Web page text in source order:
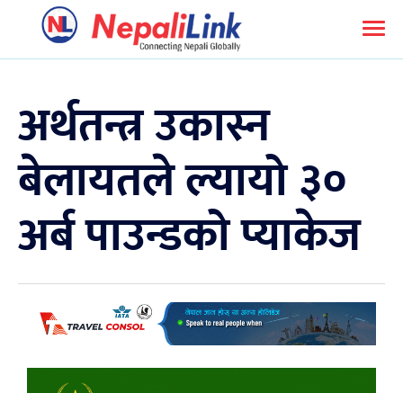
अर्थतन्त्र उकास्न
बेलायतले ल्यायो ३०
अर्ब पाउन्डको प्याकेज